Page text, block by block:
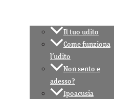
Il tuo udito
Come funziona
l’udito
Non sento e
adesso?
Ipoacusia